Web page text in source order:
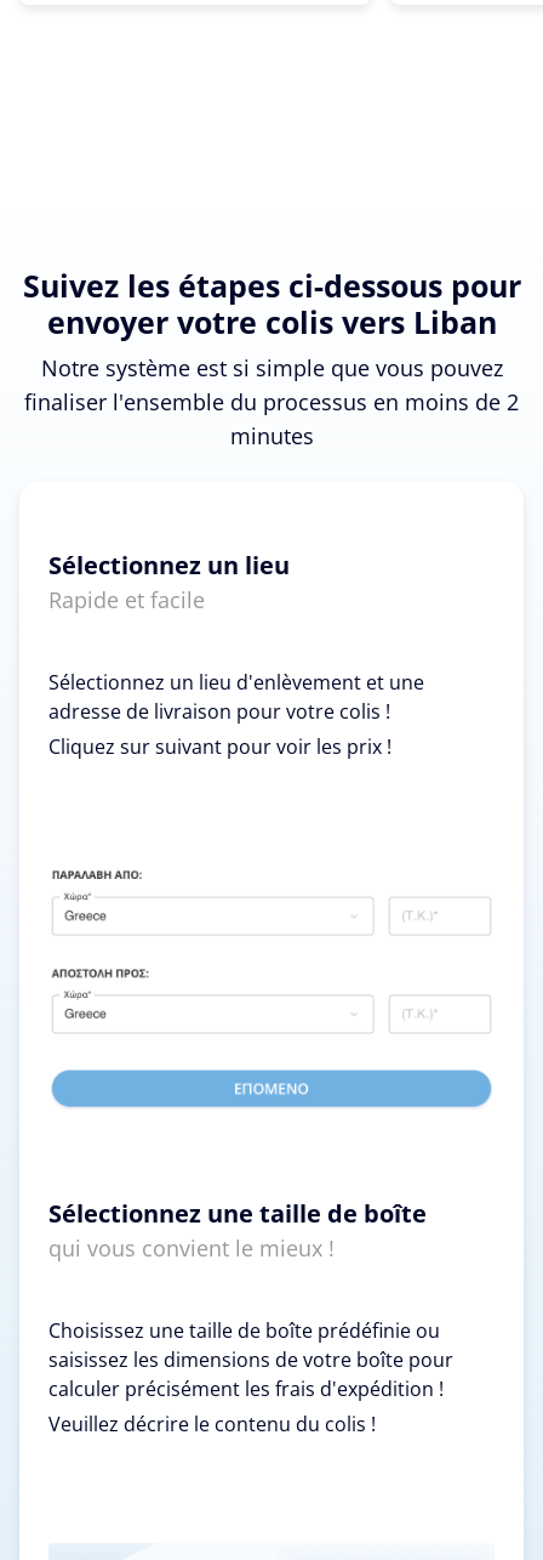
Suivez les étapes ci-dessous pour
envoyer votre colis vers Liban
Notre système est si simple que vous pouvez
finaliser l'ensemble du processus en moins de 2
minutes
Sélectionnez un lieu
Rapide et facile
Sélectionnez un lieu d'enlèvement et une
adresse de livraison pour votre colis !
Cliquez sur suivant pour voir les prix !
Sélectionnez une taille de boîte
qui vous convient le mieux !
Choisissez une taille de boîte prédéfinie ou
saisissez les dimensions de votre boîte pour
calculer précisément les frais d'expédition !
Veuillez décrire le contenu du colis !